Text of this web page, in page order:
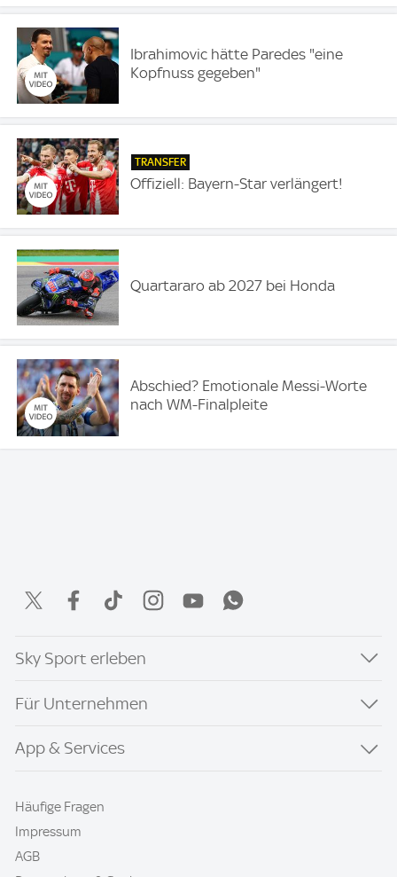
Ibrahimovic hätte Paredes "eine
Kopfnuss gegeben"
TRANSFER
Offiziell: Bayern-Star verlängert!
Quartararo ab 2027 bei Honda
Abschied? Emotionale Messi-Worte
nach WM-Finalpleite
Sky Sport erleben
Für Unternehmen
App & Services
Häufige Fragen
Impressum
AGB